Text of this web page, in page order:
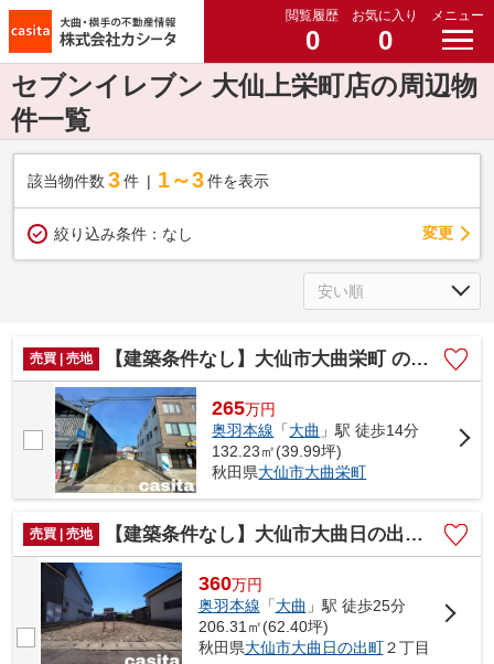
閲覧履歴
0
お気に入り
0
メニュー
セブンイレブン 大仙上栄町店の周辺物
件一覧
該当物件数 3件 1～3 件を表示
絞り込み条件： なし 変更
売買 | 売地 【建築条件なし】大仙市大曲栄町 の土地物件 大曲小学校まで400m・大曲高校350m
265万円
奥羽本線 「大曲 」駅 徒歩14分
132.23㎡(39.99坪)
秋田県大仙市大曲栄町
売買 | 売地 【建築条件なし】大仙市大曲日の出町二丁目 住宅用地 62.4坪
360万円
奥羽本線 「大曲 」駅 徒歩25分
206.31㎡(62.40坪)
秋田県大仙市大曲日の出町２丁目